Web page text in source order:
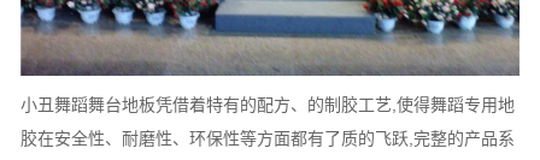
小丑舞蹈舞台地板凭借着特有的配方、的制胶工艺,使得舞蹈专用地
胶在安全性、耐磨性、环保性等方面都有了质的飞跃,完整的产品系